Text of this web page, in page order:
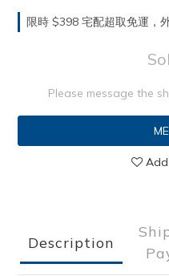
限時 $398 宅配超取免運，
Please message the
Description